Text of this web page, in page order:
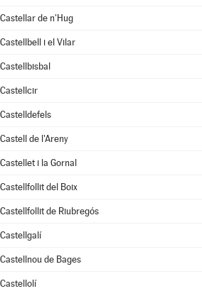
Castellar de n'Hug
Castellbell i el Vilar
Castellbisbal
Castellcir
Castelldefels
Castell de l'Areny
Castellet i la Gornal
Castellfollit del Boix
Castellfollit de Riubregós
Castellgalí
Castellnou de Bages
Castellolí